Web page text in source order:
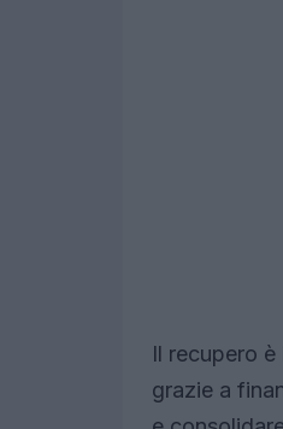
Il recupero
grazie a